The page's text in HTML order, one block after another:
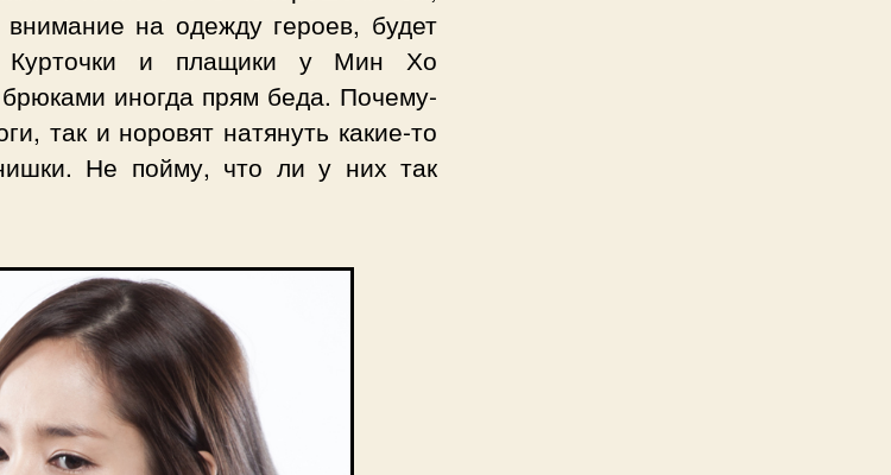
на одежду героев, будет
Курточки и плащики у Мин Хо
иногда прям беда. Почему-
так и норовят натянуть какие-то
Не пойму, что ли у них так